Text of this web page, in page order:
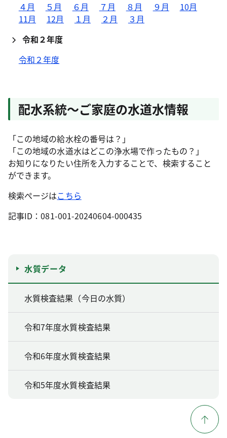
４月
５月 ６月 ７月 ８月 ９月
10月
11月
12月 １月 ２月
３月
令和２年度
令和２年度
配水系統～ご家庭の水道水情報
「この地域の給水栓の番号は？」
「この地域の水道水はどこの浄水場で作ったもの？」
お知りになりたい住所を入力することで、検索すること
ができます。
検索ぺージはこちら
記事ID：081-001-20240604-000435
水質データ
水質検査結果（今日の水質）
令和7年度水質検査結果
令和6年度水質検査結果
令和5年度水質検査結果